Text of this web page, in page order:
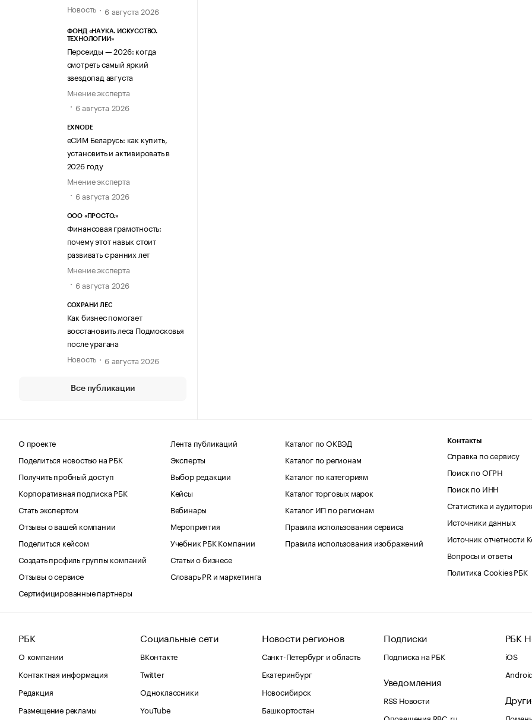
Новость
6 августа 2026
ФОНД «НАУКА. ИСКУССТВО.
ТЕХНОЛОГИИ»
Персеиды — 2026: когда
смотреть самый яркий
звездопад августа
Мнение эксперта
6 августа 2026
EXNODE
еСИМ Беларусь: как купить,
установить и активировать в
2026 году
Мнение эксперта
6 августа 2026
ООО «ПРОСТО.»
Финансовая грамотность:
почему этот навык стоит
развивать с ранних лет
Мнение эксперта
6 августа 2026
СОХРАНИ ЛЕС
Как бизнес помогает
восстановить леса Подмосковья
после урагана
Новость
6 августа 2026
Все публикации
О проекте
Поделиться новостью на РБК
Получить пробный доступ
Корпоративная подписка РБК
Стать экспертом
Отзывы о вашей компании
Поделиться кейсом
Создать профиль группы компаний
Отзывы о сервисе
Сертифицированные партнеры
Лента публикаций
Эксперты
Выбор редакции
Кейсы
Вебинары
Мероприятия
Учебник РБК Компании
Статьи о бизнесе
Словарь PR и маркетинга
Каталог по ОКВЭД
Каталог по регионам
Каталог по категориям
Каталог торговых марок
Каталог ИП по регионам
Правила использования сервиса
Правила использования изображений
Контакты
Справка по сервису
Поиск по ОГРН
Поиск по ИНН
Статистика и
Источники данных
Источник отчетности
Вопросы и ответы
Политика Cookies РБК
РБК
О компании
Контактная информация
Редакция
Размещение рекламы
Социальные сети
ВКонтакте
Twitter
Одноклассники
YouTube
Новости регионов
Санкт-Петербург и область
Екатеринбург
Новосибирск
Башкортостан
Подписки
Подписка на РБК
Уведомления
RSS Новости
Оповещения RBC.ru
РБК
iOS